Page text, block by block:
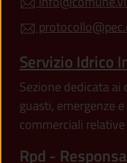
Servizio Idrico
Sezione dedicata
guasti, emergenze
commerciali
Rpd -